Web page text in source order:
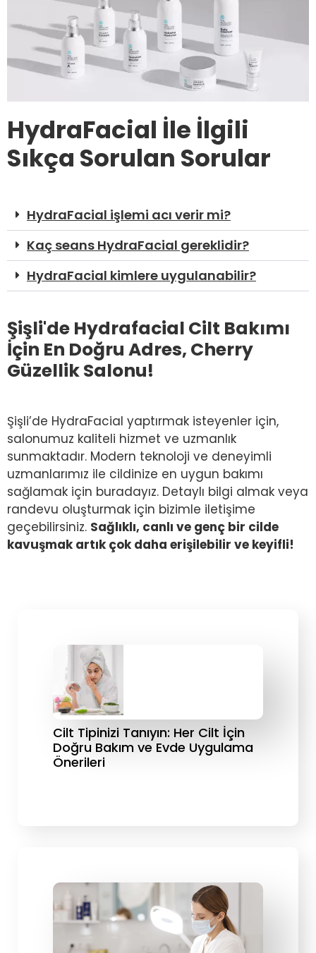
HydraFacial İle İlgili
Sıkça Sorulan Sorular
HydraFacial işlemi acı verir mi?
Kaç seans HydraFacial gereklidir?
HydraFacial kimlere uygulanabilir?
Şişli'de Hydrafacial Cilt Bakımı
İçin En Doğru Adres, Cherry
Güzellik Salonu!
Şişli’de HydraFacial yaptırmak isteyenler için,
salonumuz kaliteli hizmet ve uzmanlık
sunmaktadır. Modern teknoloji ve deneyimli
uzmanlarımız ile cildinize en uygun bakımı
sağlamak için buradayız. Detaylı bilgi almak veya
randevu oluşturmak için bizimle iletişime
geçebilirsiniz. Sağlıklı, canlı ve genç bir cilde
kavuşmak artık çok daha erişilebilir ve keyifli!
Cilt Tipinizi Tanıyın: Her Cilt İçin
Doğru Bakım ve Evde Uygulama
Önerileri